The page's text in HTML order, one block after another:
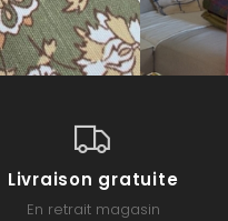
Livraison gratuite
En retrait magasin